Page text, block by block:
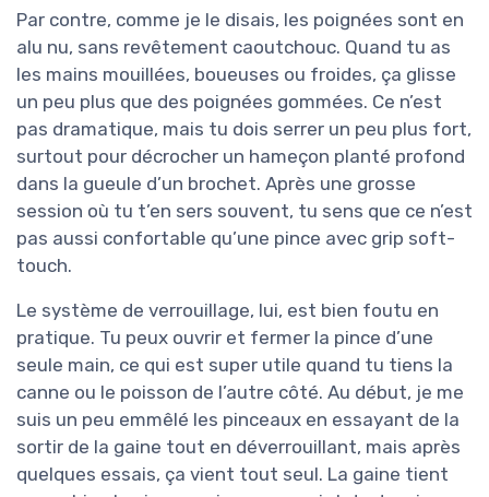
Par contre, comme je le disais, les poignées sont en
alu nu, sans revêtement caoutchouc. Quand tu as
les mains mouillées, boueuses ou froides, ça glisse
un peu plus que des poignées gommées. Ce n’est
pas dramatique, mais tu dois serrer un peu plus fort,
surtout pour décrocher un hameçon planté profond
dans la gueule d’un brochet. Après une grosse
session où tu t’en sers souvent, tu sens que ce n’est
pas aussi confortable qu’une pince avec grip soft-
touch.
Le système de verrouillage, lui, est bien foutu en
pratique. Tu peux ouvrir et fermer la pince d’une
seule main, ce qui est super utile quand tu tiens la
canne ou le poisson de l’autre côté. Au début, je me
suis un peu emmêlé les pinceaux en essayant de la
sortir de la gaine tout en déverrouillant, mais après
quelques essais, ça vient tout seul. La gaine tient